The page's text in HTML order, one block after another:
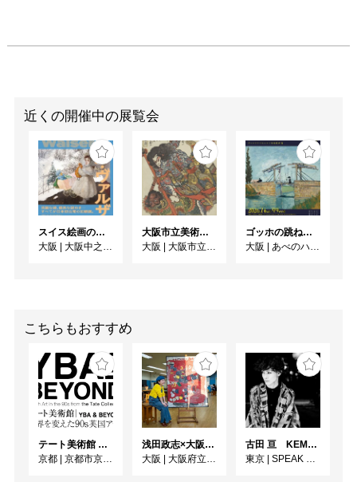
近くの開催中の展覧会
スイス絵画の異才 カール‧ヴァルザー
大阪
大阪中之島美術館
大阪市立美術館開館90周年記念特別展 「水滸伝」
大阪
大阪市立美術館
ゴッホの跳ね橋と印象派の画家たち ヴァルラフ＝リヒャルツ美術館所蔵
大阪
あべのハルカス美術館
こちらもおすすめ
テート美術館 ― YBA & BEYOND 世界を変えた90s英国アート
京都
京都市京セラ美術館
浅田政志×大阪府20世紀美術コレクション展 画家と家族のここだけの話
大阪
大阪府立江之子島文化芸術創造センター [enoco]
古田 亘 KEMONOHARA －玉城裕規－
東京
SPEAK FOR WALL